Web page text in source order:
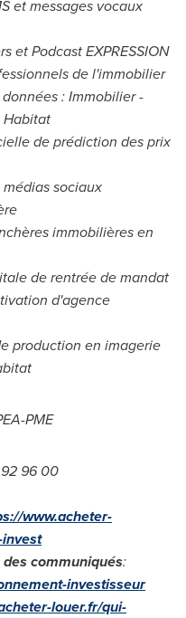
et messages vocaux
et Podcast EXPRESSION
de l'immobilier
: Immobilier -
Habitat
de prédiction des prix
sociaux
immobilières en
de rentrée de mandat
d'agence
production en imagerie
PME
96 00
www.acheter-
communiqués:
investisseur
louer.fr/qui-